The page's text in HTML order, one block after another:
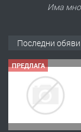
Има
Последни обяви
ПРЕДЛАГА